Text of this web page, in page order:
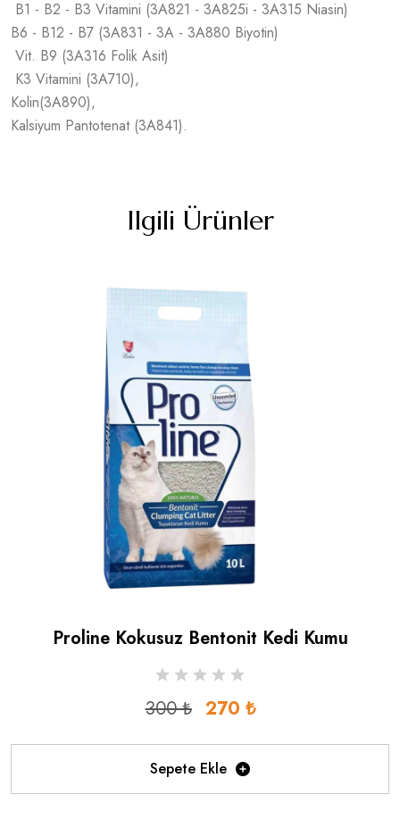
B1 - B2 - B3 Vitamini (3A821 - 3A825i - 3A315 Niasin)
B6 - B12 - B7 (3A831 - 3A - 3A880 Biyotin)
Vit. B9 (3A316 Folik Asit)
K3 Vitamini (3A710),
Kolin(3A890),
Kalsiyum Pantotenat (3A841).
Ilgili Ürünler
Proline Kokusuz Bentonit Kedi Kumu
300 ₺ 270 ₺
Sepete Ekle